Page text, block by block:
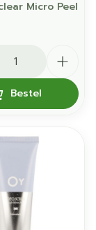
Micro Peel
Bestel